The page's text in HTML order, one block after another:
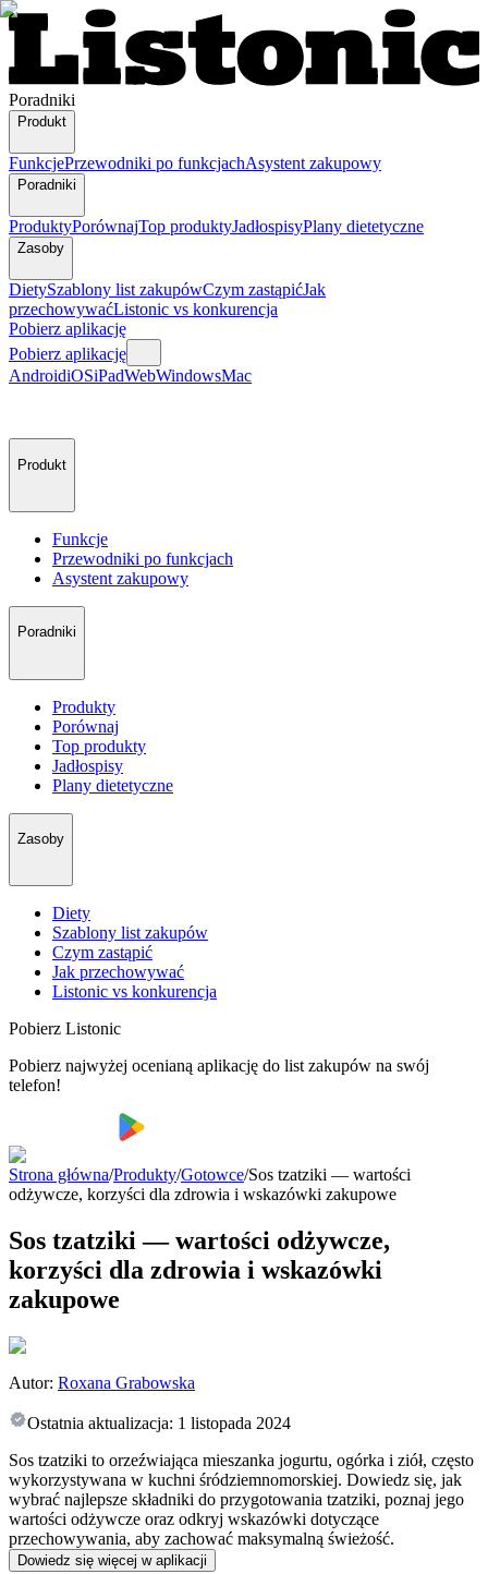
Poradniki
Produkt
FunkcjePrzewodniki po funkcjachAsystent zakupowy
Poradniki
ProduktyPorównajTop produktyJadłospisyPlany dietetyczne
Zasoby
DietySzablony list zakupówCzym zastąpićJak
przechowywaćListonic vs konkurencja
Pobierz aplikację
Pobierz aplikację
AndroidiOSiPadWebWindowsMac
Produkt
Funkcje
Przewodniki po funkcjach
Asystent zakupowy
Poradniki
Produkty
Porównaj
Top produkty
Jadłospisy
Plany dietetyczne
Zasoby
Diety
Szablony list zakupów
Czym zastąpić
Jak przechowywać
Listonic vs konkurencja
Pobierz Listonic
Pobierz najwyżej ocenianą aplikację do list zakupów na swój
telefon!
Strona główna/Produkty/Gotowce/Sos tzatziki — wartości
odżywcze, korzyści dla zdrowia i wskazówki zakupowe
Sos tzatziki — wartości odżywcze,
korzyści dla zdrowia i wskazówki
zakupowe
Autor: Roxana Grabowska
Ostatnia aktualizacja: 1 listopada 2024
Sos tzatziki to orzeźwiająca mieszanka jogurtu, ogórka i ziół, często
wykorzystywana w kuchni śródziemnomorskiej. Dowiedz się, jak
wybrać najlepsze składniki do przygotowania tzatziki, poznaj jego
wartości odżywcze oraz odkryj wskazówki dotyczące
przechowywania, aby zachować maksymalną świeżość.
Dowiedz się więcej w aplikacji